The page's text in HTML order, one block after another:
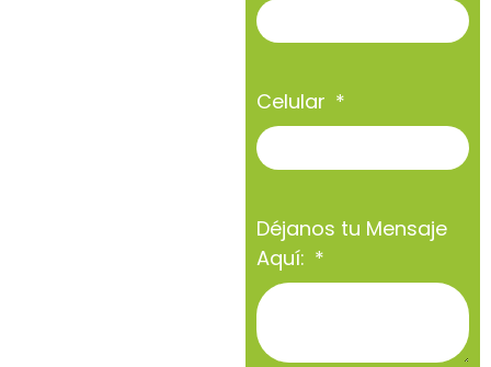
Celular
Déjanos tu Mensaje
Aquí: